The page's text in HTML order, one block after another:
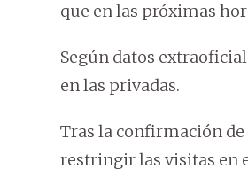
que en las próximas
Según datos
en las privadas.
Tras la confirmación
restringir las visitas en